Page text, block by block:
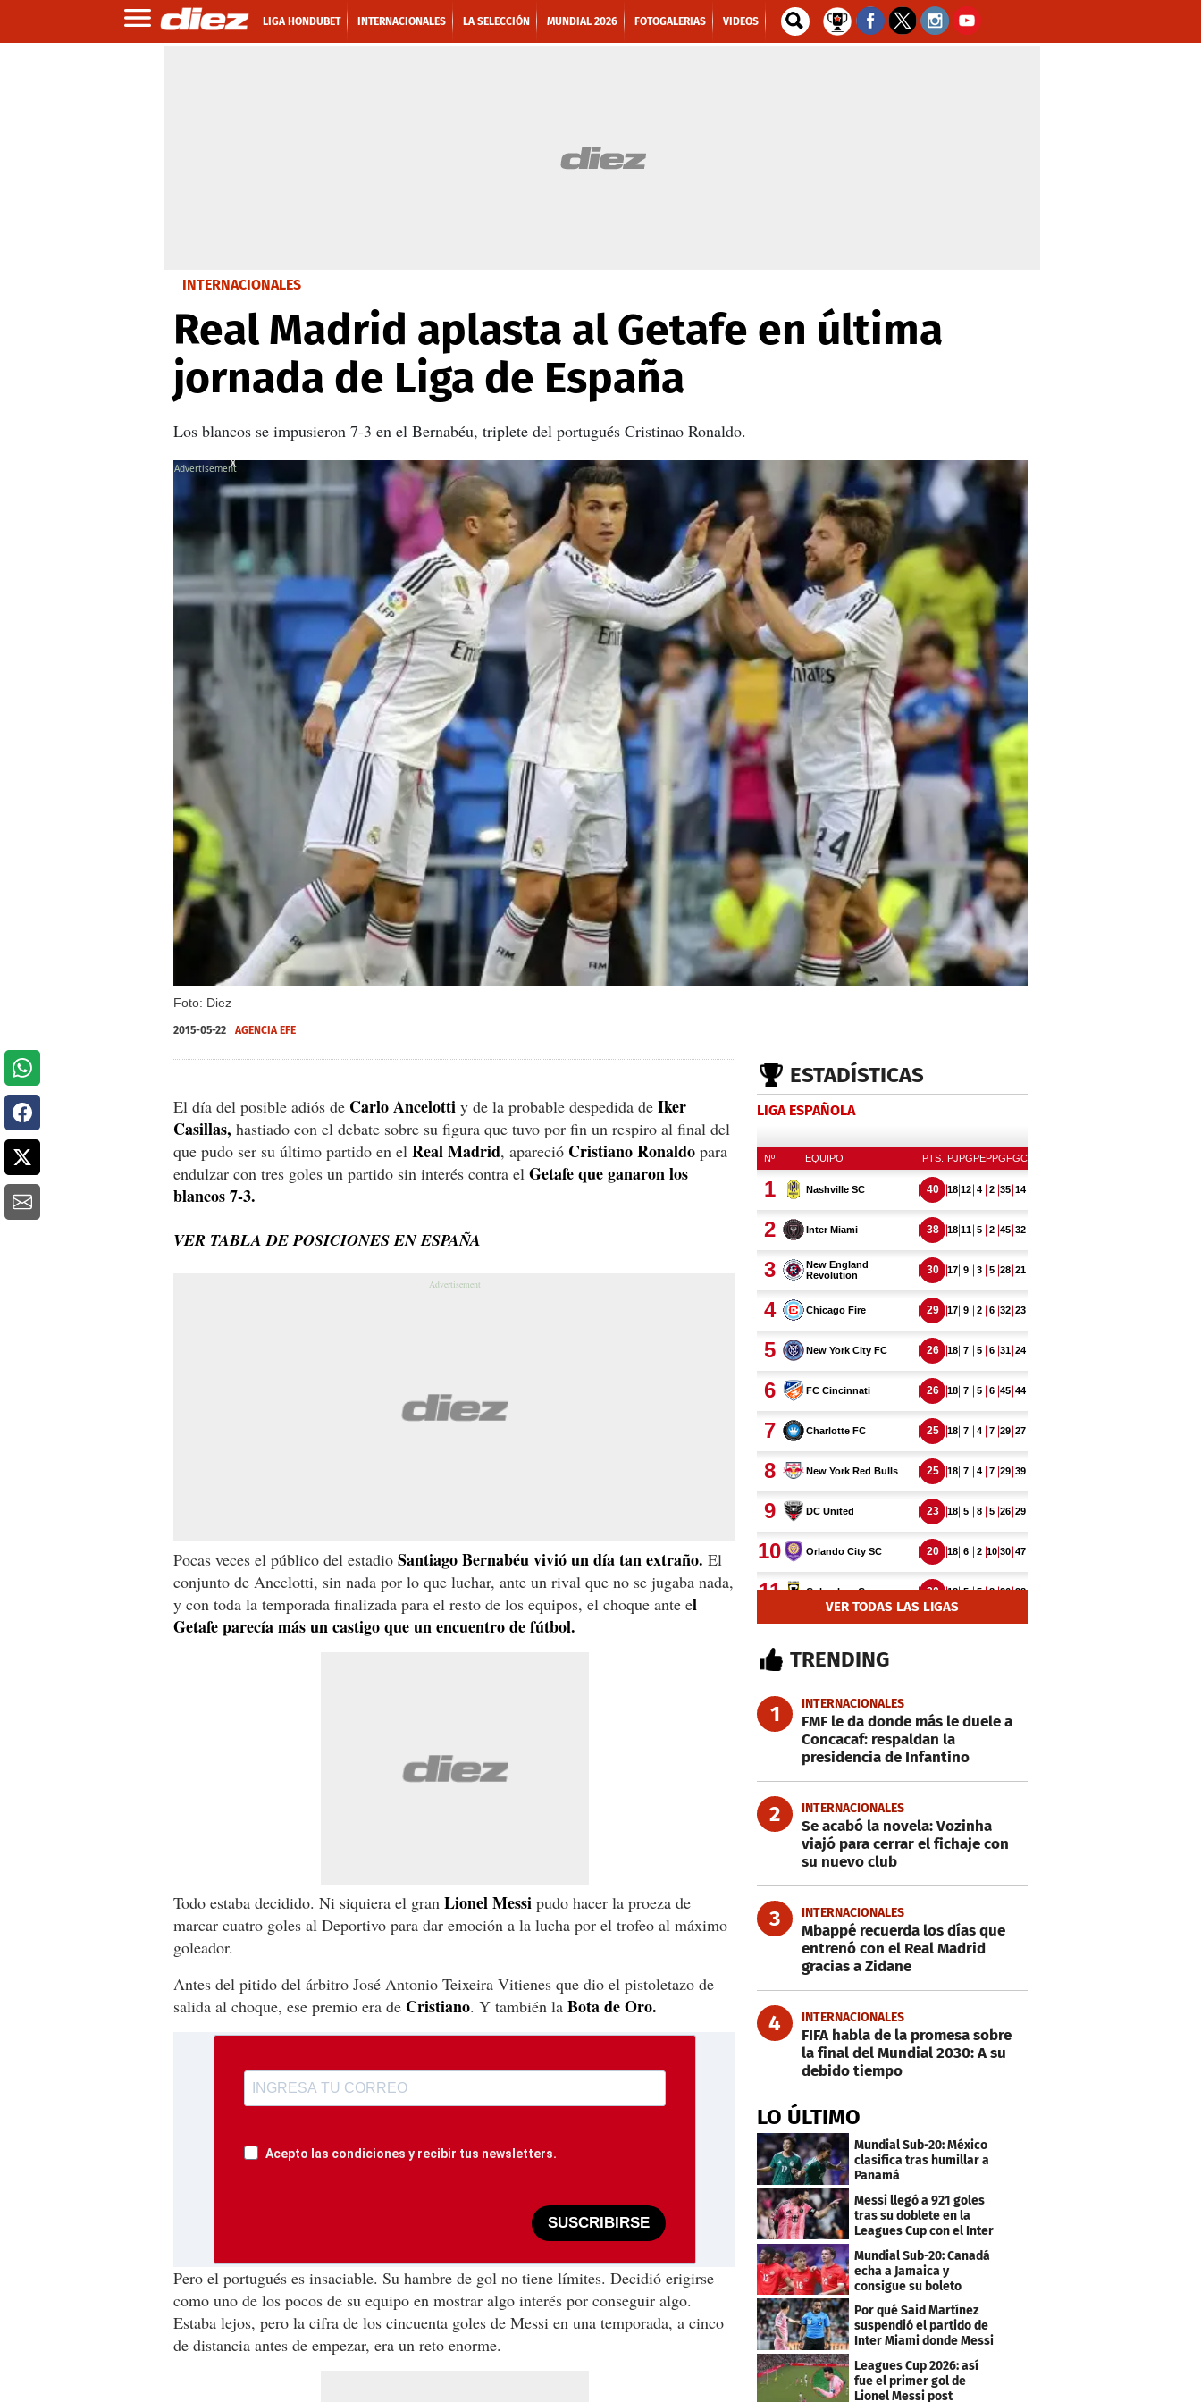
LIGA HONDUBET INTERNACIONALES LA SELECCIÓN MUNDIAL 2026 FOTOGALERIAS VIDEOS
INTERNACIONALES
Real Madrid aplasta al Getafe en última
jornada de Liga de España
Los blancos se impusieron 7-3 en el Bernabéu, triplete del portugués Cristinao Ronaldo.
Foto: Diez
X
2015-05-22 AGENCIA EFE
El día del posible adiós de Carlo Ancelotti y de la probable despedida de Iker
Casillas, hastiado con el debate sobre su figura que tuvo por fin un respiro al final del
que pudo ser su último partido en el Real Madrid, apareció Cristiano Ronaldo para
endulzar con tres goles un partido sin interés contra el Getafe que ganaron los
blancos 7-3.
VER TABLA DE POSICIONES EN ESPAÑA
Pocas veces el público del estadio Santiago Bernabéu vivió un día tan extraño. El
conjunto de Ancelotti, sin nada por lo que luchar, ante un rival que no se jugaba nada,
y con toda la temporada finalizada para el resto de los equipos, el choque ante el
Getafe parecía más un castigo que un encuentro de fútbol.
Todo estaba decidido. Ni siquiera el gran Lionel Messi pudo hacer la proeza de
marcar cuatro goles al Deportivo para dar emoción a la lucha por el trofeo al máximo
goleador.
Antes del pitido del árbitro José Antonio Teixeira Vitienes que dio el pistoletazo de
salida al choque, ese premio era de Cristiano. Y también la Bota de Oro.
Acepto las condiciones y recibir tus newsletters.
SUSCRIBIRSE
Pero el portugués es insaciable. Su hambre de gol no tiene límites. Decidió erigirse
como uno de los pocos de su equipo en mostrar algo interés por conseguir algo.
Estaba lejos, pero la cifra de los cincuenta goles de Messi en una temporada, a cinco
de distancia antes de empezar, era un reto enorme.
ESTADÍSTICAS
LIGA ESPAÑOLA
VER TODAS LAS LIGAS
TRENDING
1 INTERNACIONALES
FMF le da donde más le duele a
Concacaf: respaldan la
presidencia de Infantino
2 INTERNACIONALES
Se acabó la novela: Vozinha
viajó para cerrar el fichaje con
su nuevo club
3 INTERNACIONALES
Mbappé recuerda los días que
entrenó con el Real Madrid
gracias a Zidane
4 INTERNACIONALES
FIFA habla de la promesa sobre
la final del Mundial 2030: A su
debido tiempo
LO ÚLTIMO
Mundial Sub-20: México
clasifica tras humillar a
Panamá
Messi llegó a 921 goles
tras su doblete en la
Leagues Cup con el Inter
Miami
Mundial Sub-20: Canadá
echa a Jamaica y
consigue su boleto
Por qué Said Martínez
suspendió el partido de
Inter Miami donde Messi
Leagues Cup 2026: así
fue el primer gol de
Lionel Messi post